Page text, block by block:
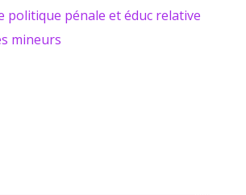
politique pénale et éduc relative
mineurs